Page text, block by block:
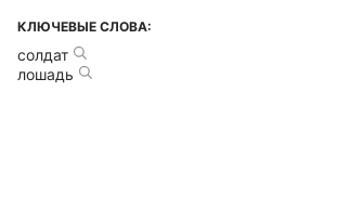
КЛЮЧЕВЫЕ СЛОВА:
солдат
лошадь